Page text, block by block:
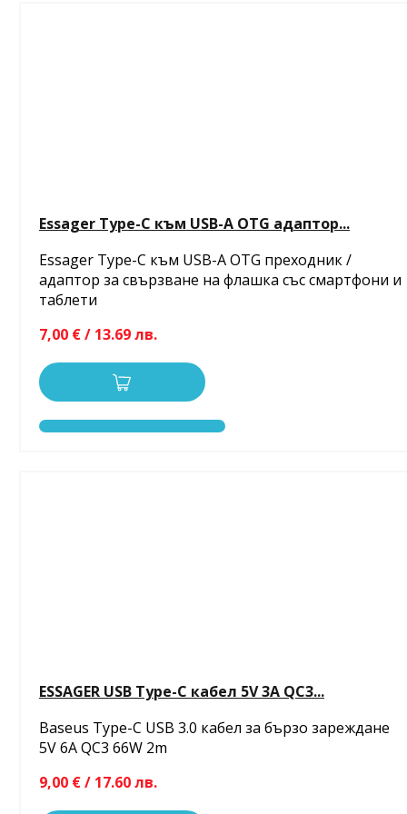
Essager Type-C към USB-A OTG адаптор...
Essager Type-C към USB-A OTG преходник /
адаптор за свързване на флашка със смартфони и
таблети
7,00 € / 13.69 лв.
ESSAGER USB Type-C кабел 5V 3A QC3...
Baseus Type-C USB 3.0 кабел за бързо зареждане
5V 6A QC3 66W 2m
9,00 € / 17.60 лв.